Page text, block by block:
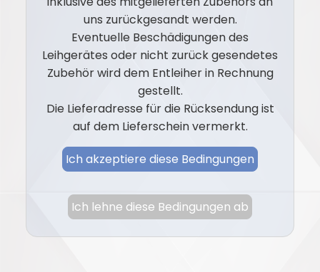
uns zurückgesandt werden.
Eventuelle Beschädigungen des
Leihgerätes oder nicht zurück gesendetes
Zubehör wird dem Entleiher in Rechnung
gestellt.
Die Lieferadresse für die Rücksendung ist
auf dem Lieferschein vermerkt.
Ich akzeptiere diese Bedingungen
Ich lehne diese Bedingungen ab